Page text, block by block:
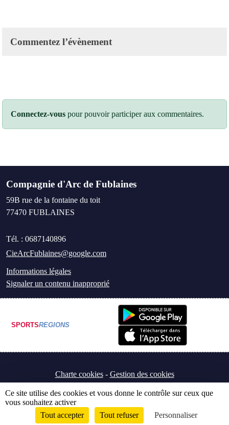
Commentez l’évènement
Connectez-vous pour pouvoir participer aux commentaires.
Compagnie d'Arc de Fublaines
59B rue de la fontaine du toit
77470 FUBLAINES
Tél. : 0687140896
CieArcFublaines@google.com
Informations légales
Signaler un contenu inapproprié
SPORTSREGIONS
Charte cookies Gestion des cookies
Envie de participer ? Connexion
Ce site utilise des cookies et vous donne le contrôle sur ceux que
vous souhaitez activer
Tout accepter
Tout refuser Personnaliser